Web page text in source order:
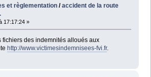
et règlementation /accident de la route
17:17:24 »
fichiers des indemnités alloués aux
http://www.victimesindemnisees-fvi.fr.